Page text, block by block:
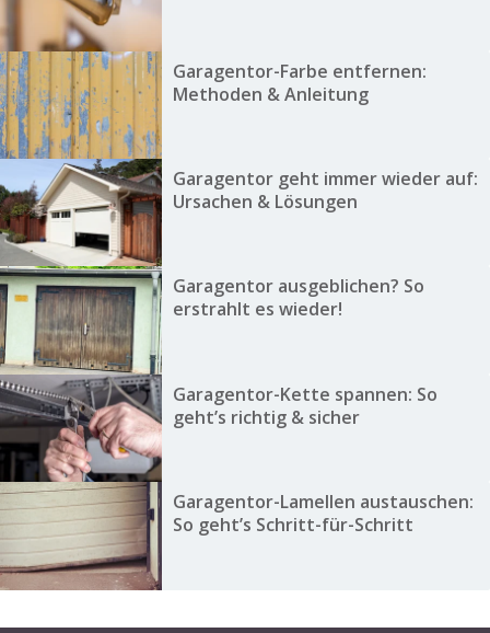
Garagentor-Farbe entfernen:
Methoden & Anleitung
Garagentor geht immer wieder auf:
Ursachen & Lösungen
Garagentor ausgeblichen? So
erstrahlt es wieder!
Garagentor-Kette spannen: So
geht’s richtig & sicher
Garagentor-Lamellen austauschen:
So geht’s Schritt-für-Schritt